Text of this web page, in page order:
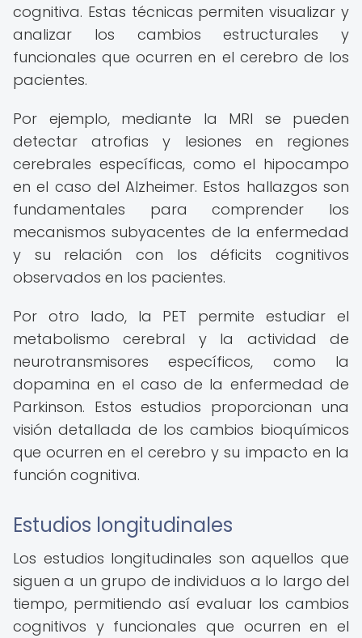
cognitiva. Estas técnicas permiten visualizar y
analizar los cambios estructurales y
funcionales que ocurren en el cerebro de los
pacientes.
Por ejemplo, mediante la MRI se pueden
detectar atrofias y lesiones en regiones
cerebrales específicas, como el hipocampo
en el caso del Alzheimer. Estos hallazgos son
fundamentales para comprender los
mecanismos subyacentes de la enfermedad
y su relación con los déficits cognitivos
observados en los pacientes.
Por otro lado, la PET permite estudiar el
metabolismo cerebral y la actividad de
neurotransmisores específicos, como la
dopamina en el caso de la enfermedad de
Parkinson. Estos estudios proporcionan una
visión detallada de los cambios bioquímicos
que ocurren en el cerebro y su impacto en la
función cognitiva.
Estudios longitudinales
Los estudios longitudinales son aquellos que
siguen a un grupo de individuos a lo largo del
tiempo, permitiendo así evaluar los cambios
cognitivos y funcionales que ocurren en el